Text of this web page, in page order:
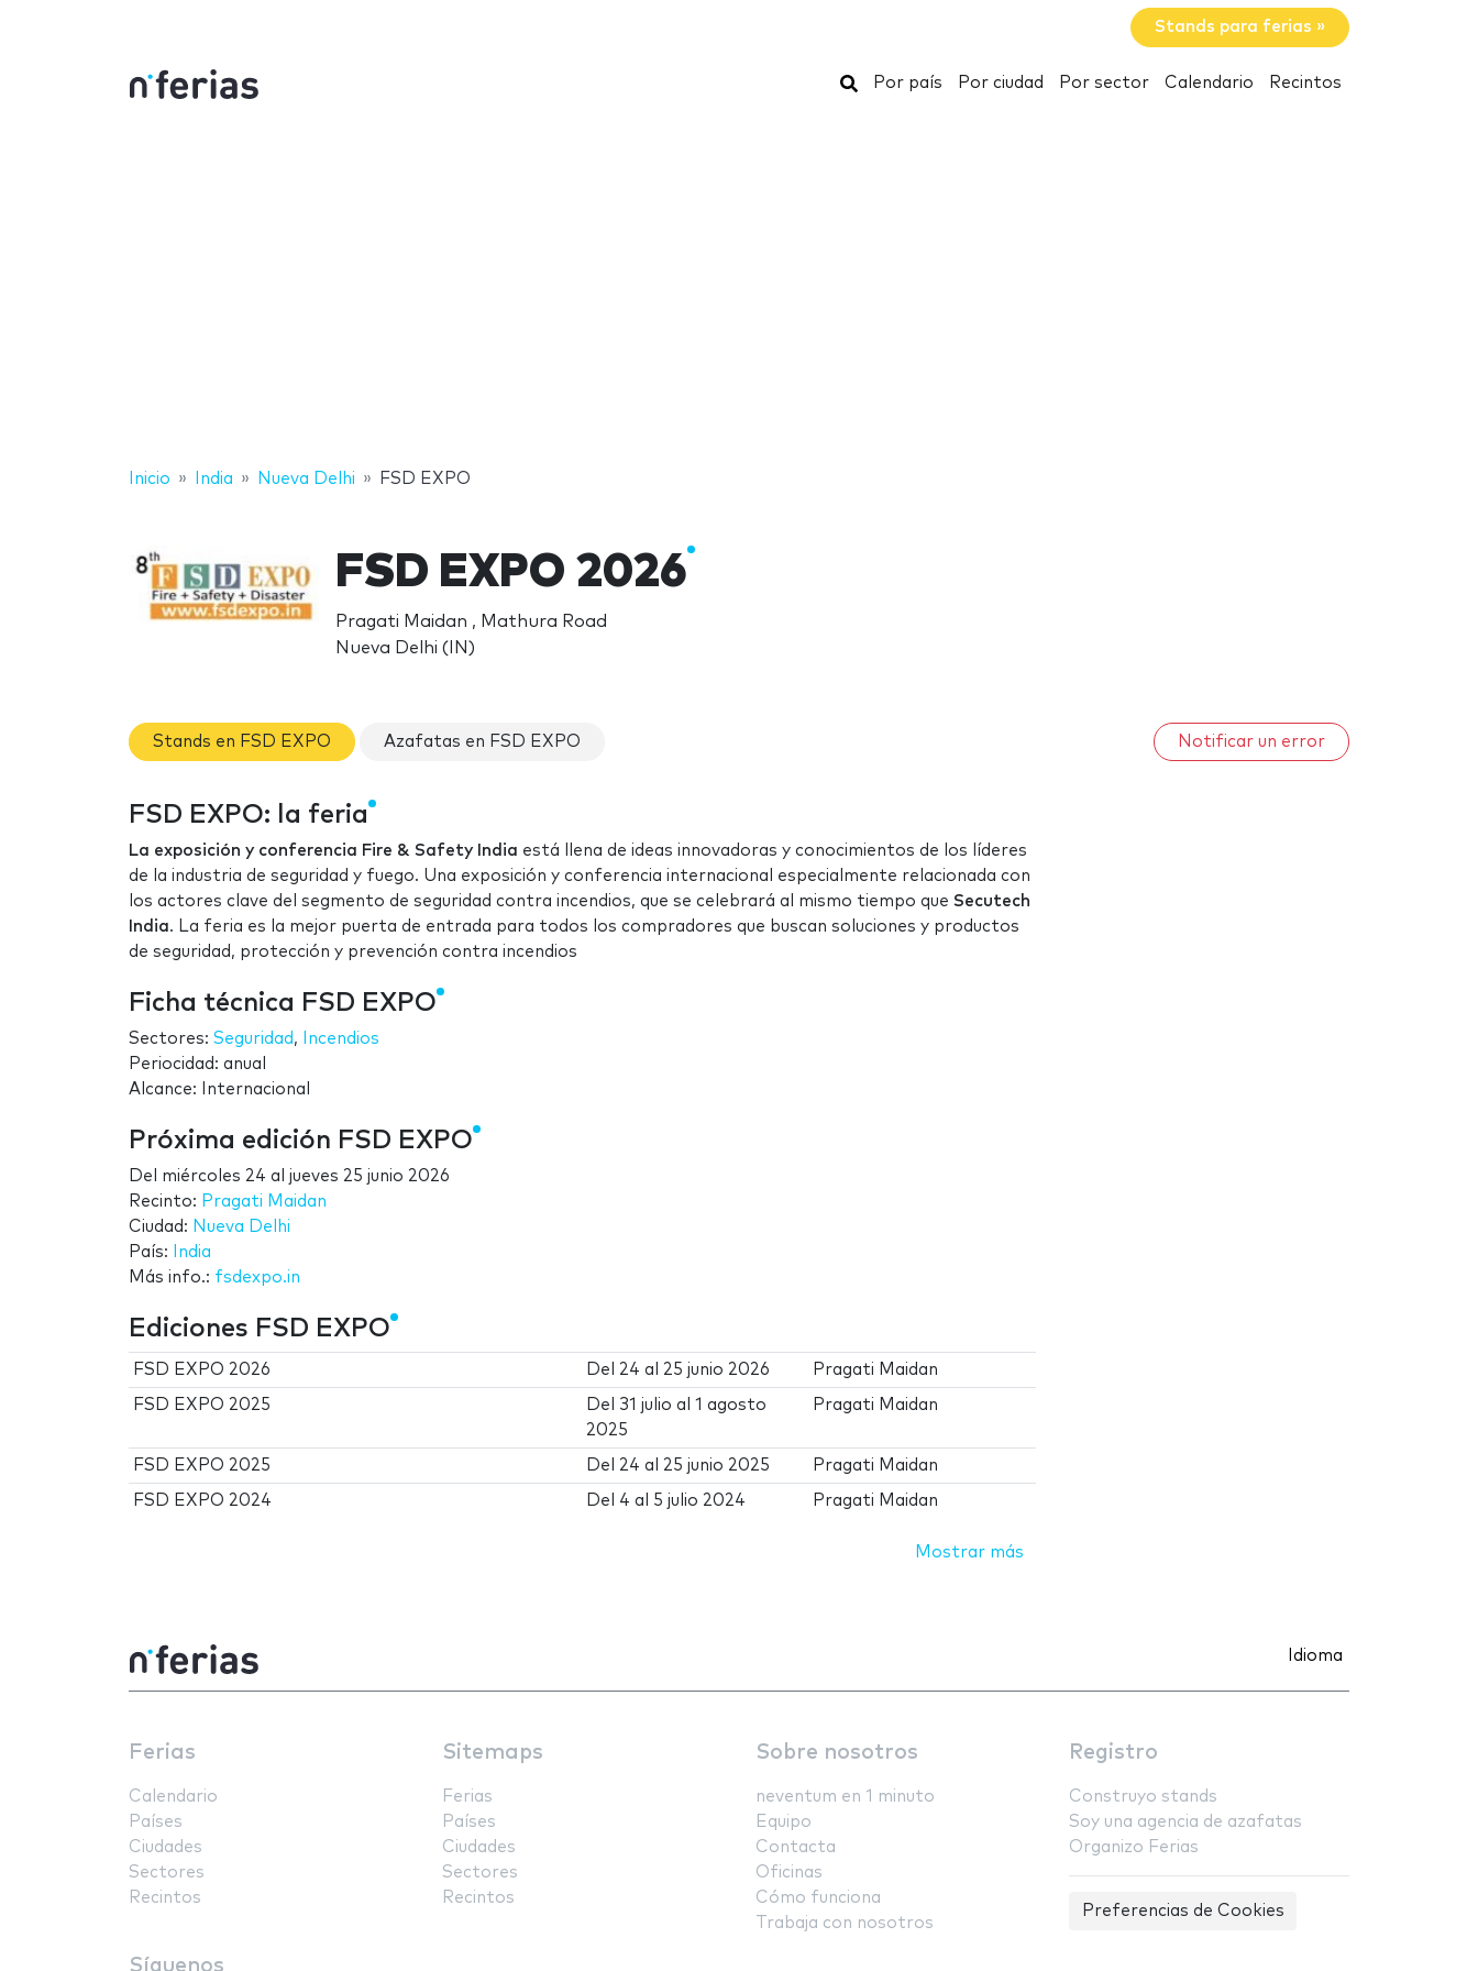
Stands para ferias »
Buscar
Por país Por ciudad Por sector Calendario Recintos
Inicio India Nueva Delhi FSD EXPO
FSD EXPO 2026
Pragati Maidan , Mathura Road
Nueva Delhi (IN)
Stands en FSD EXPO Azafatas en FSD EXPO Notificar un error
FSD EXPO: la feria
La exposición y conferencia Fire & Safety India está llena de ideas innovadoras y conocimientos de los líderes
de la industria de seguridad y fuego. Una exposición y conferencia internacional especialmente relacionada con
los actores clave del segmento de seguridad contra incendios, que se celebrará al mismo tiempo que Secutech
India. La feria es la mejor puerta de entrada para todos los compradores que buscan soluciones y productos
de seguridad, protección y prevención contra incendios
Ficha técnica FSD EXPO
Sectores: Seguridad ,
Incendios
Periocidad: anual
Alcance: Internacional
Próxima edición FSD EXPO
Del miércoles 24 al jueves 25 junio 2026
Recinto: Pragati Maidan
Ciudad: Nueva Delhi
País:
India
Más info.: fsdexpo.in
Ediciones FSD EXPO
FSD EXPO 2026 Del 24 al 25 junio 2026 Pragati Maidan
FSD EXPO 2025 Del 31 julio al1 agosto
2025
Pragati Maidan
FSD EXPO 2025 Del 24 al 25 junio 2025 Pragati Maidan
FSD EXPO 2024 Del 4 al 5 julio 2024 Pragati Maidan
Mostrar más
Idioma
Ferias
Calendario
Países
Ciudades
Sectores
Recintos
Sitemaps
Ferias
Países
Ciudades
Sectores
Recintos
Sobre nosotros
neventum en 1 minuto
Equipo
Contacta
Oficinas
Cómo funciona
Trabaja con nosotros
Registro
Construyo stands
Soy una agencia de azafatas
Organizo Ferias
Preferencias de Cookies
Síguenos